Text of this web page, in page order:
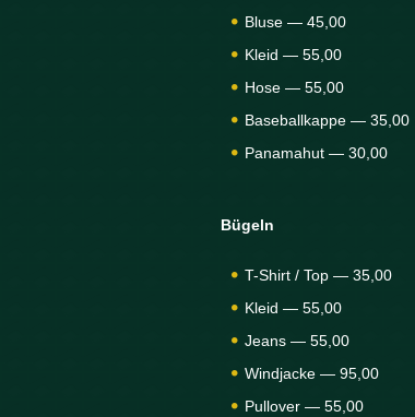
Bluse — 45,00
Kleid — 55,00
Hose — 55,00
Baseballkappe — 35,00
Panamahut — 30,00
Bügeln
T-Shirt / Top — 35,00
Kleid — 55,00
Jeans — 55,00
Windjacke — 95,00
Pullover — 55,00